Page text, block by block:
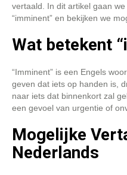
vertaald. In dit artikel gaan
“imminent” en bekijken we
Wat betekent
“Imminent” is een Engels
geven dat iets op handen is,
naar iets dat binnenkort zal
een gevoel van urgentie of
Mogelijke
Nederlands